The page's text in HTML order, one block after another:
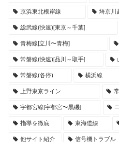
京浜東北根岸線 埼京川
総武線(快速)[東京～千葉]
青梅線[立川〜青梅]
常磐線(快速)[品川～取手]
常磐線(各停) 横浜線
上野東京ライン
宇都宮線[宇都宮〜黒磯]
指導を徹底 東海道線
他サイト紹介 信号機トラブル